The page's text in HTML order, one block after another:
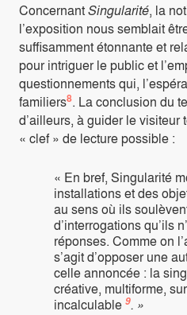
ConcernantSingularité, la
l’exposition nous semblait
suffisamment étonnante et
pour intriguer le public et
questionnements qui,
familiers8. La conclusion du
d’ailleurs, à guider le visiteur
« clef » de lecture possible :
« En bref, Singularité
installations et des
au sens où ils
d’interrogations qu’ils
réponses. Comme on
s’agit d’opposer une
celle annoncée : la
créative, multiforme,
incalculable 9. »